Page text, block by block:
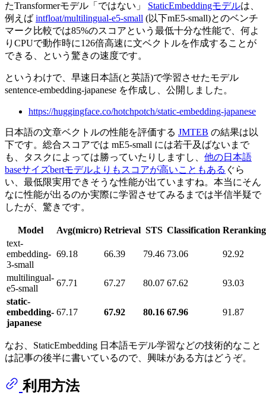
たTransformerモデル「ではない」 StaticEmbeddingモデルは、
例えば intfloat/multilingual-e5-small (以下mE5-small)とのベンチ
マーク比較では85%のスコアという最低十分な性能で、何よ
りCPUで動作時に126倍高速に文ベクトルを作成することが
できる、という驚きの速度です。
というわけで、早速日本語(と英語)で学習させたモデル
sentence-embedding-japanese を作成し、公開しました。
https://huggingface.co/hotchpotch/static-embedding-japanese
日本語の文章ベクトルの性能を評価する JMTEB の結果は以
下です。総合スコアでは mE5-small には若干及ばないまで
も、タスクによっては勝っていたりしますし、 他の日本語
baseサイズbertモデルよりもスコアが高いこともある ぐら
い、最低限実用できそうな性能が出ていますね。本当にそん
なに性能が出るのか実際に学習させてみるまでは半信半疑で
したが、驚きです。
Model Avg(micro) Retrieval STS Classification Reranking
text-
embedding-
3-small
69.18 66.39 79.46 73.06 92.92
multilingual-
e5-small
67.71 67.27 80.07 67.62
93.03
static-
embedding-
japanese
67.17 67.92 80.16 67.96 91.87
なお、StaticEmbedding 日本語モデル学習などの技術的なこと
は記事の後半に書いているので、興味がある方はどうぞ。
利用方法